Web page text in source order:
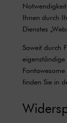
Ihnen durch
Dienstes
Soweit durch
finden Sie in